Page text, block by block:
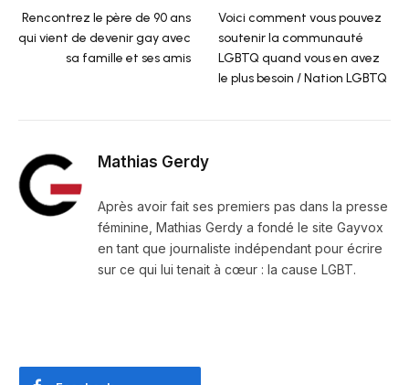
Rencontrez le père de 90 ans
qui vient de devenir gay avec
sa famille et ses amis
Voici comment vous pouvez
soutenir la communauté
LGBTQ quand vous en avez
le plus besoin / Nation LGBTQ
Mathias Gerdy
Après avoir fait ses premiers pas dans la presse
féminine, Mathias Gerdy a fondé le site Gayvox
en tant que journaliste indépendant pour écrire
sur ce qui lui tenait à cœur : la cause LGBT.